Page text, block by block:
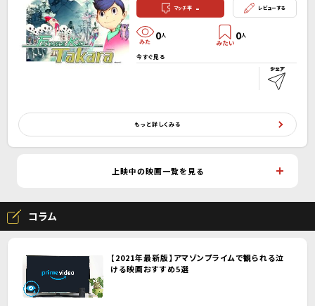
マッチ率 - レビューする
0人 0人
今すぐ見る
もっと詳しくみる
上映中の映画一覧を見る
コラム
【2021年最新版】アマゾンプライムで観られる泣
ける映画おすすめ5選